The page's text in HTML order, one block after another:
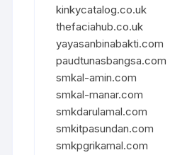
kinkycatalog.co.uk
thefaciahub.co.uk
yayasanbinabakti.com
paudtunasbangsa.com
smkal-amin.com
smkal-manar.com
smkdarulamal.com
smkitpasundan.com
smkpgrikamal.com